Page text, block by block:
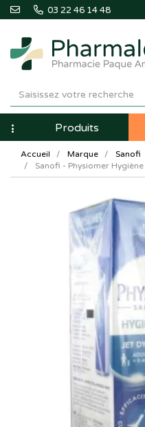
03 22 46 14 48
Pharmaleo
Pharmacie
Paque
Amiens
NavigationProduits
Accueil Marque
Sanofi
Sanofi - Physiomer